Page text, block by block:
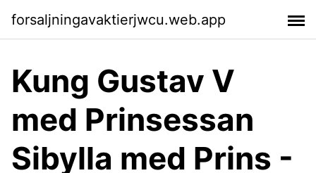
forsaljningavaktierjwcu.web.app
Kung Gustav V
med Prinsessan
Sibylla med Prins -